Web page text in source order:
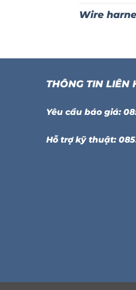
Wire
THÔNG TIN LIÊN
Yêu cầu báo giá:
Hỗ trợ kỹ thuật: